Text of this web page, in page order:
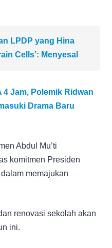
LPDP yang Hina
Cells’: Menyesal
4 Jam, Polemik Ridwan
Drama Baru
Abdul Mu’ti
komitmen Presiden
memajukan
renovasi sekolah akan
ini.